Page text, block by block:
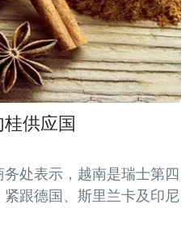
供应国
处表示，越南是瑞士第四
跟德国、斯里兰卡及印尼